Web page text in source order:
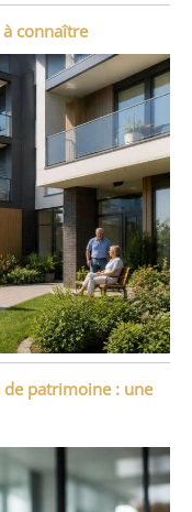
connaître
patrimoine : une